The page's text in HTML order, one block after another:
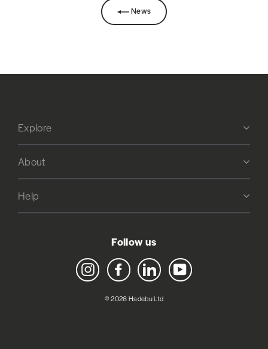
News
Explore
About
Help
Follow us
Instagram FacebookLinkedIn YouTube
© 2026 Hadebu Ltd